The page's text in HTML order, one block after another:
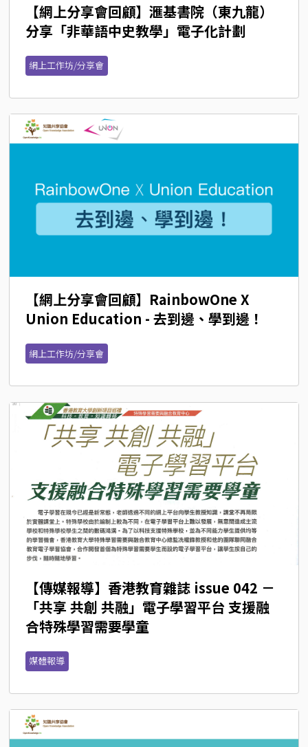
【網上分享會回顧】滙基書院（東九龍）
分享「非華語中史教學」電子化計劃
網上工作坊/分享會
【網上分享會回顧】RainbowOne X
Union Education - 去到邊、學到邊！
網上工作坊/分享會
【傳媒報導】香港教育雜誌 issue 042 －
「共享 共創 共融」電子學習平台 支援融
合特殊學習需要學童
媒體報導